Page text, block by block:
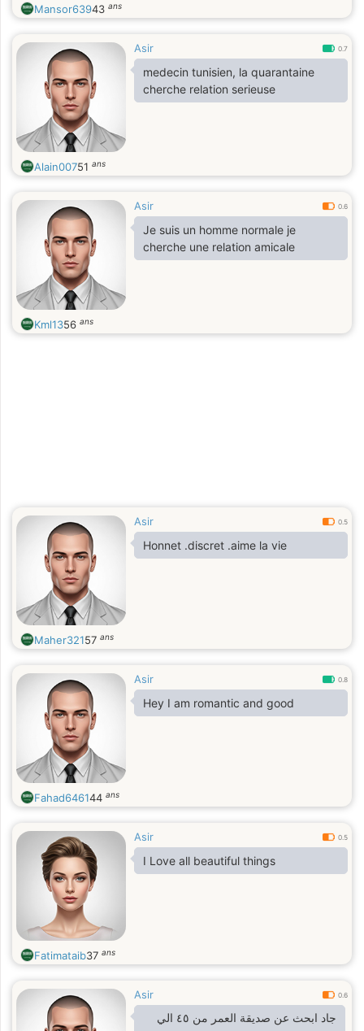
Mansor63943 ans
Asir 0.7
medecin tunisien, la quarantaine
cherche relation serieuse
Alain00751 ans
Asir 0.6
Je suis un homme normale je
cherche une relation amicale
Kml1356 ans
Asir 0.5
Honnet .discret .aime la vie
Maher32157 ans
Asir 0.8
Hey I am romantic and good
Fahad646144 ans
Asir 0.5
I Love all beautiful things
Fatimataib37 ans
Asir 0.6
جاد ابحث عن صديقة العمر من ٤٥ الي